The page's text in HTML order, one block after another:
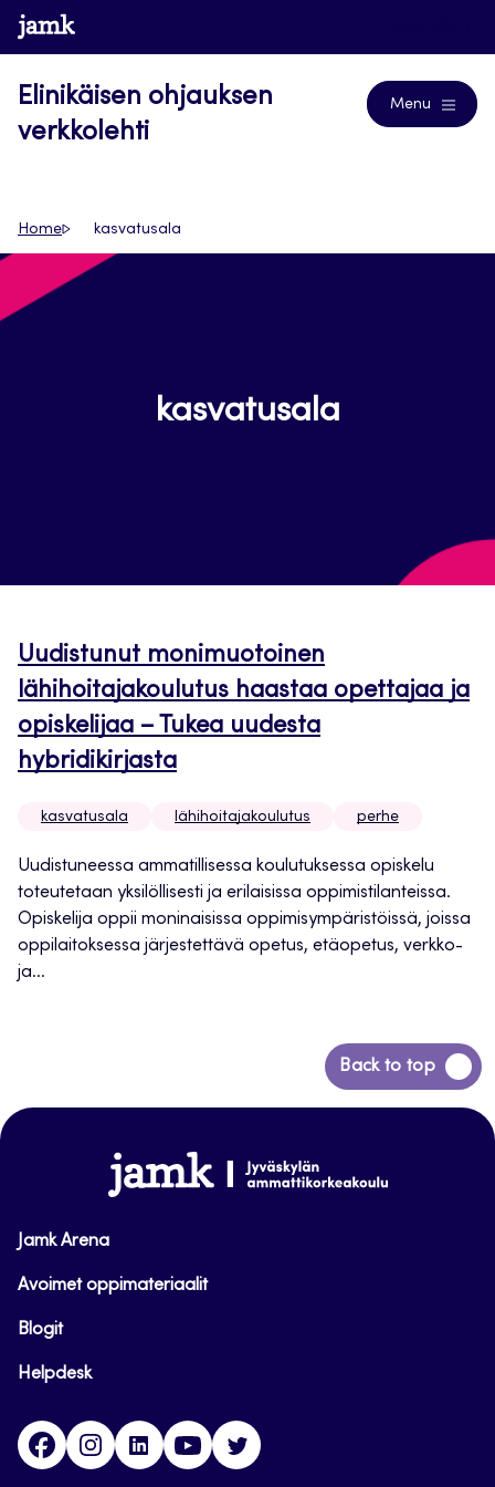
Siirry
suoraan
www.jamk.fi
Elinikäisen ohjauksen
verkkolehti
Menu
Home kasvatusala
kasvatusala
Uudistunut monimuotoinen
lähihoitajakoulutus haastaa opettajaa ja
opiskelijaa – Tukea uudesta
hybridikirjasta
kasvatusala lähihoitajakoulutus perhe
Uudistuneessa ammatillisessa koulutuksessa opiskelu
toteutetaan yksilöllisesti ja erilaisissa oppimistilanteissa.
Opiskelija oppii moninaisissa oppimisympäristöissä, joissa
oppilaitoksessa järjestettävä opetus, etäopetus, verkko-
ja...
Back to top
Siirry
takaisin
www.jamk.fi
Jamk Arena
Avoimet oppimateriaalit
Blogit
Helpdesk
FacebookInstagram
LinkedInYoutube